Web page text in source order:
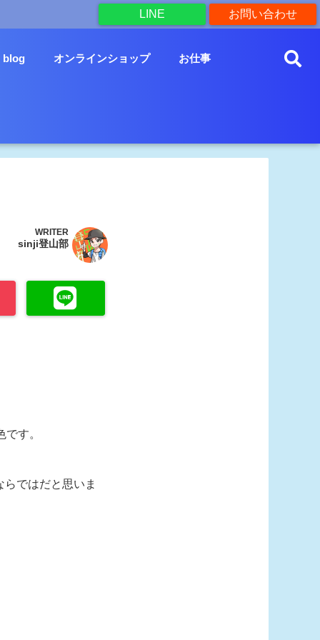
お問い合わせ
LINE
blog オンラインショップ お仕事
WRITER
sinji登山部
す。
ではだと思いま